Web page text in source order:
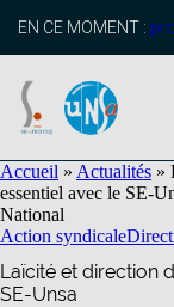
principal
EN CE MOMENT :
Accueil » Actualités »
essentiel avec le SE-
National
Action syndicale
Laïcité et direction
SE-Unsa